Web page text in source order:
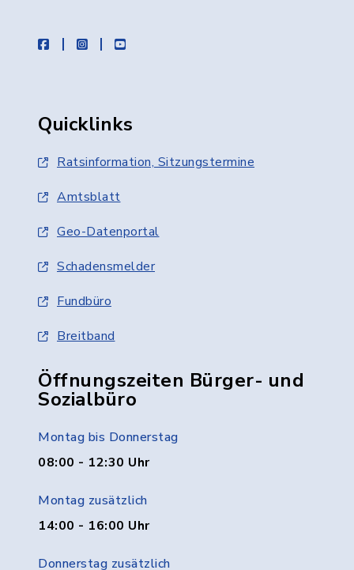
facebookinstagramyoutube
Quicklinks
Ratsinformation, Sitzungstermine
Amtsblatt
Geo-Datenportal
Schadensmelder
Fundbüro
Breitband
Öffnungszeiten Bürger- und
Sozialbüro
Montag bis Donnerstag
08:00 - 12:30 Uhr
Montag zusätzlich
14:00 - 16:00 Uhr
Donnerstag zusätzlich